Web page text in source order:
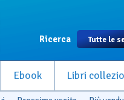
Ricerca
Ebook Libri